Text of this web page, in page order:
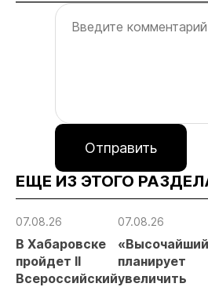
Отправить
ЕЩЕ ИЗ ЭТОГО
07.08.26
В Хабаровске
пройдет II
Всероссийский
07.08.26
планирует
увеличить